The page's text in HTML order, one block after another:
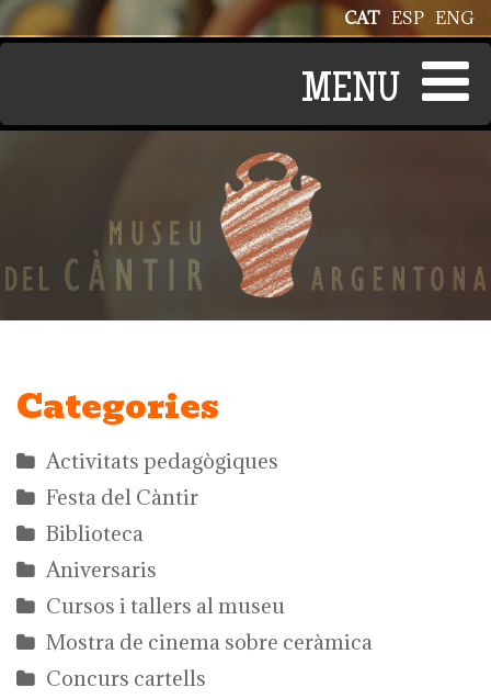
Vés al contingut ENG
ESP
CAT
Categories
Activitats pedagògiques
Festa del Càntir
Biblioteca
Aniversaris
Cursos i tallers al museu
Mostra de cinema sobre ceràmica
Concurs cartells